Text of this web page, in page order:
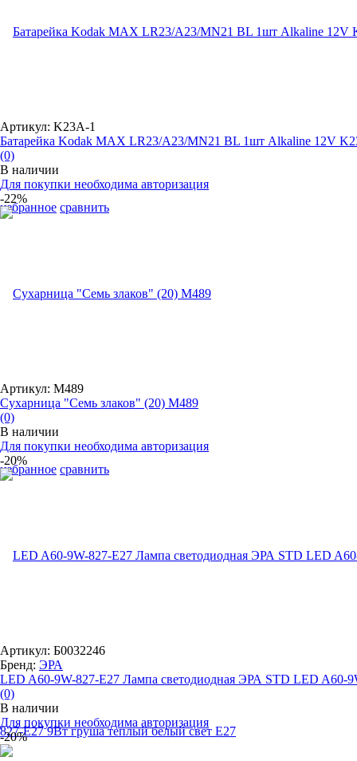
избранное сравнить
Артикул: K23A-1
Батарейка Kodak MAX LR23/A23/MN21 BL 1шт Alkaline 12V
(0)
В наличии
Для покупки необходима авторизация
-22%
избранное сравнить
Артикул: М489
Сухарница "Семь злаков" (20) М489
(0)
В наличии
Для покупки необходима авторизация
-20%
Артикул: Б0032246
Бренд: ЭРА
LED A60-9W-827-E27 Лампа светодиодная ЭРА STD LED A60-
(0)
В наличии
Для покупки необходима авторизация
-20%